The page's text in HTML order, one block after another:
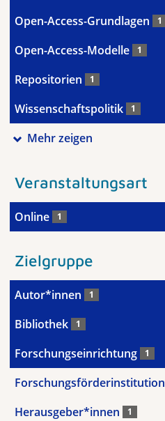
Open-Access-Grundlagen 1
Open-Access-Modelle 1
Repositorien 1
Wissenschaftspolitik 1
Mehr zeigen
Veranstaltungsart
Online 1
Zielgruppe
Autor*innen 1
Bibliothek 1
Forschungseinrichtung 1
Forschungsförderinstitution
Herausgeber*innen 1